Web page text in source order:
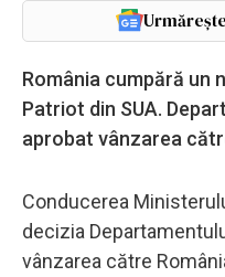
România cumpără un
Patriot din SUA.
aprobat vânzarea
Conducerea
decizia
vânzarea către